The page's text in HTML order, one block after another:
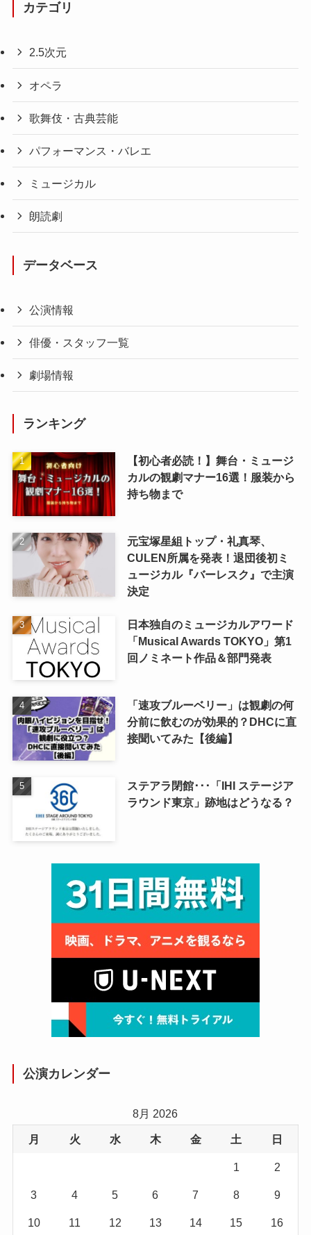
カテゴリ
2.5次元
オペラ
歌舞伎・古典芸能
パフォーマンス・バレエ
ミュージカル
朗読劇
データベース
公演情報
俳優・スタッフ一覧
劇場情報
ランキング
【初心者必読！】舞台・ミュージ
カルの観劇マナー16選！服装から
持ち物まで
元宝塚星組トップ・礼真琴、
CULEN所属を発表！退団後初ミ
ュージカル『バーレスク』で主演
決定
日本独自のミュージカルアワード
「Musical Awards TOKYO」第1
回ノミネート作品＆部門発表
「速攻ブルーベリー」は観劇の何
分前に飲むのが効果的？DHCに直
接聞いてみた【後編】
ステアラ閉館･･･「IHI ステージア
ラウンド東京」跡地はどうなる？
公演カレンダー
8月 2026
月 火 水 木 金 土 日
1 2
3 4 5 6 7 8 9
10 11 12 13 14 15 16